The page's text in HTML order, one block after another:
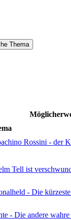
Rossini - der
Tell ist
- Die
- Die andere